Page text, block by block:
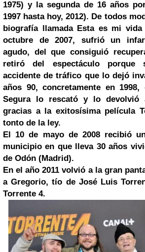
1975) y la segunda de 16 años
1997 hasta hoy, 2012). De todos
biografía llamada Esta es mi
octubre de 2007, sufrió un
agudo, del que consiguió
retiró del espectáculo porque
accidente de tráfico que lo dejó
años 90, concretamente en 1998,
Segura lo rescató y lo devolvió
gracias a la exitosísima película
tonto de la ley.
El 10 de mayo de 2008 recibió
municipio en que lleva 30 años
de Odón (Madrid).
En el año 2011 volvió a la gran
a Gregorio, tío de José Luis
Torrente 4.